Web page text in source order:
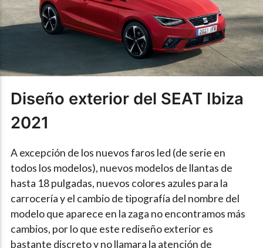
Diseño exterior del SEAT Ibiza
2021
A excepción de los nuevos faros led (de serie en
todos los modelos), nuevos modelos de llantas de
hasta 18 pulgadas, nuevos colores azules para la
carrocería y el cambio de tipografía del nombre del
modelo que aparece en la zaga no encontramos más
cambios, por lo que este rediseño exterior es
bastante discreto y no llamara la atención de